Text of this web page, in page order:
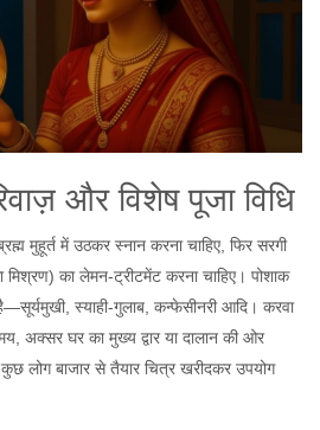
और विशेष पूजा विधि
मुहूर्त में उठकर स्नान करना चाहिए, फिर सरगी
का लेमन‑ट्रीटमेंट करना चाहिए। पोशाक
स्याही‑गुलाब, कन्फेसीनरी आदि। करवा
अक्सर घर का मुख्य द्वार या दालान की ओर
लोग बाजार से तैयार चित्र खरीदकर उपयोग